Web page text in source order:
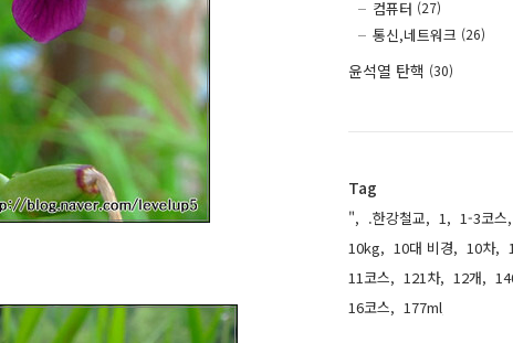
컴퓨터 (27)
통신,네트워크 (26)
윤석열 탄핵 (30)
Tag
", .한강철교, 1, 1-3코스,
10kg, 10대 비경, 10차,
11코스, 121차, 12개,
16코스, 177ml,